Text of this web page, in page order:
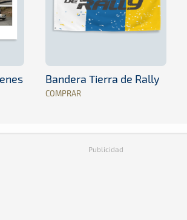
Bandera Tierra de Rally
COMPRAR
Publicidad